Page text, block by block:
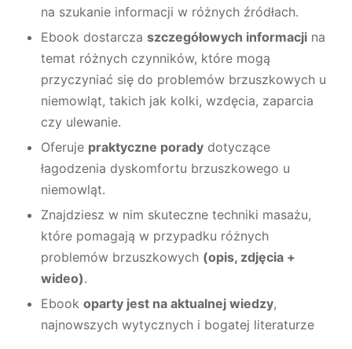
na szukanie informacji w różnych źródłach.
Ebook dostarcza szczegółowych informacjina
temat różnych czynników, które mogą
przyczyniać się do problemów brzuszkowych u
niemowląt, takich jak kolki, wzdęcia, zaparcia
czy ulewanie.
Oferuje praktyczne poradydotyczące
łagodzenia dyskomfortu brzuszkowego u
niemowląt.
Znajdziesz w nim skuteczne techniki masażu,
które pomagają w przypadku różnych
problemów brzuszkowych (opis, zdjęcia +
wideo).
Ebook oparty jest na aktualnej wiedzy,
najnowszych wytycznych i bogatej literaturze